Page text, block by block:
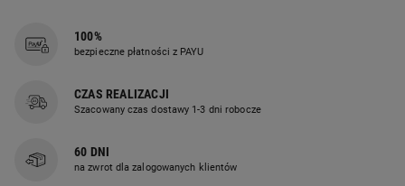
100%
bezpieczne płatności z PAYU
CZAS REALIZACJI
Szacowany czas dostawy 1-3 dni robocze
60 DNI
na zwrot dla zalogowanych klientów